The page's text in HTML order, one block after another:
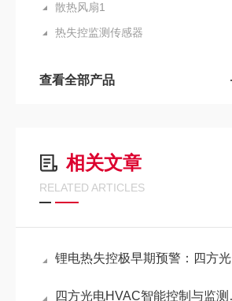
散热风扇1
热失控监测传感器
查看全部产品
相关文章
RELATED ARTICLES
锂电热失控极早期预警：四方光电NDIR电解液泄漏传感器捕捉电芯微渗漏隐患
四方光电HVAC智能控制与监测系统助力现代建筑提升室内空气质量与能效